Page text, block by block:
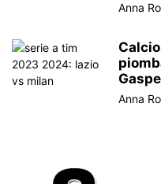
Anna
Anna